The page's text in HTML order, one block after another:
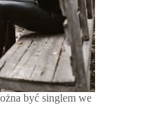
być singlem we